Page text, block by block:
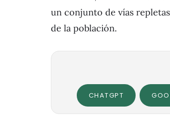
un conjunto de vías
de la población.
CHATGPT